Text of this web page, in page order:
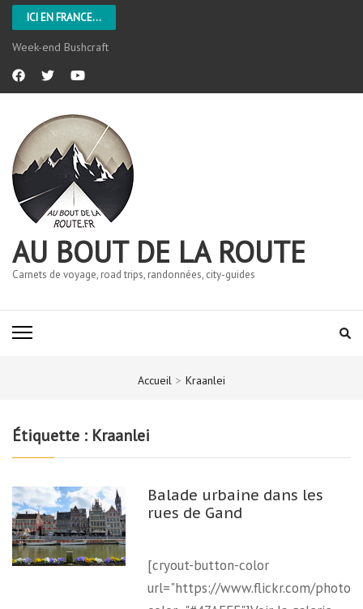
ICI EN FRANCE...
Week-end Bushcraft
AU BOUT DE LA ROUTE
Carnets de voyage, road trips, randonnées, city-guides
Accueil > Kraanlei
Étiquette : Kraanlei
Balade urbaine dans les
rues de Gand
[cryout-button-color
url="https://www.flickr.com/